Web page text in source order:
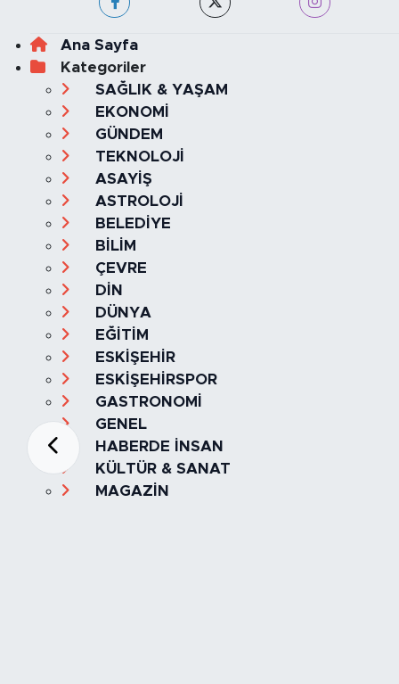
Ana Sayfa
Kategoriler
SAĞLIK & YAŞAM
EKONOMİ
GÜNDEM
TEKNOLOJİ
ASAYİŞ
ASTROLOJİ
BELEDİYE
BİLİM
ÇEVRE
DİN
DÜNYA
EĞİTİM
ESKİŞEHİR
ESKİŞEHİRSPOR
GASTRONOMİ
GENEL
HABERDE İNSAN
KÜLTÜR & SANAT
MAGAZİN